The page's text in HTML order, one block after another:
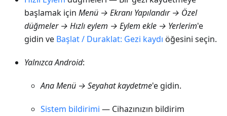
başlamak için Menü → Ekranı Yapılandır → Özel
düğmeler → Hızlı eylem → Eylem ekle → Yerlerim'e
gidin ve Başlat / Duraklat: Gezi kaydı öğesini seçin.
Yalnızca Android:
AnaMenü → Seyahat kaydetme'e gidin.
Sistem bildirimi — Cihazınızın bildirim